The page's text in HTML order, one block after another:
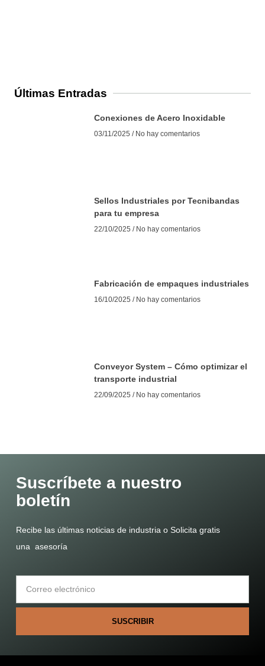
Últimas Entradas
Conexiones de Acero Inoxidable
03/11/2025 No hay comentarios
Sellos Industriales por Tecnibandas
para tu empresa
22/10/2025 No hay comentarios
Fabricación de empaques industriales
16/10/2025 No hay comentarios
Conveyor System – Cómo optimizar el
transporte industrial
22/09/2025 No hay comentarios
Suscríbete a nuestro
boletín
Recibe las últimas noticias de industria o Solicita gratis
una asesoría
SUSCRIBIR